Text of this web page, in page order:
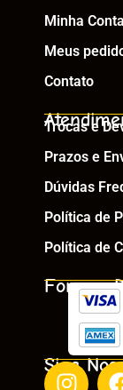
Minha Conta
Meus
Contato
Trocas e
Prazos e
Dúvidas
Política de
Política de
Formas
Siga